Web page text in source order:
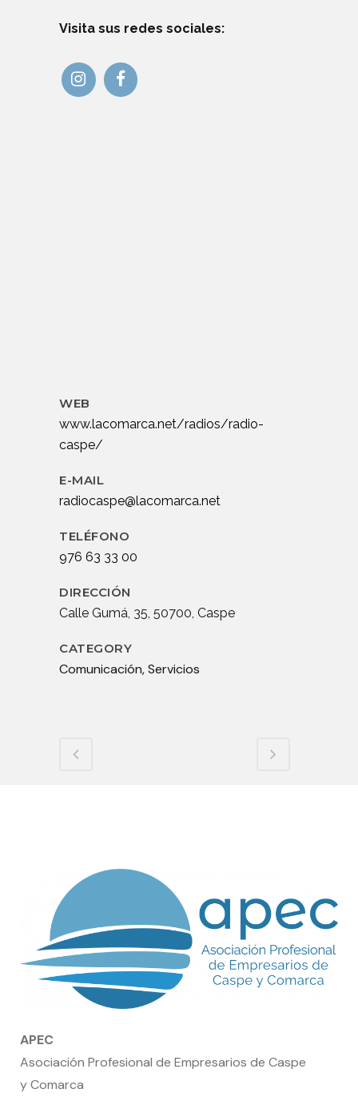
Visita sus redes sociales:
WEB
www.lacomarca.net/radios/radio-
caspe/
E-MAIL
radiocaspe@lacomarca.net
TELÉFONO
976 63 33 00
DIRECCIÓN
Calle Gumá, 35, 50700, Caspe
CATEGORY
Comunicación, Servicios
APEC
Asociación Profesional de Empresarios de Caspe
y Comarca